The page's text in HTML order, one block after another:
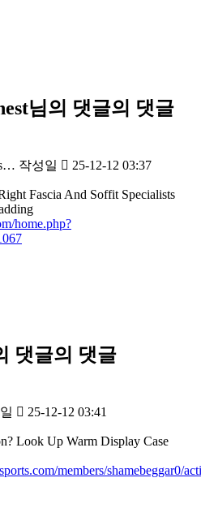
님의 댓글의 댓글
작성일 25-12-12 03:37
Fascia And Soffit Specialists
home.php?
댓글의 댓글
25-12-12 03:41
Look Up Warm Display Case
members/shamebeggar0/